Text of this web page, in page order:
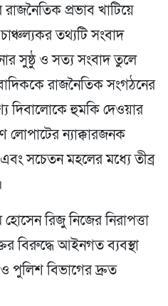
প্রভাব খাটিয়ে
তথ্যটি সংবাদ
সুষ্ঠু ও সত্য সংবাদ তুলে
রাজনৈতিক সংগঠনের
দিবালোকে হুমকি দেওয়ার
লোপাটের ন্যাক্কারজনক
এবং সচেতন মহলের মধ্যে তীব্র
রিজু নিজের নিরাপত্তা
বিরুদ্ধে আইনগত ব্যবস্থা
ও পুলিশ বিভাগের দ্রুত